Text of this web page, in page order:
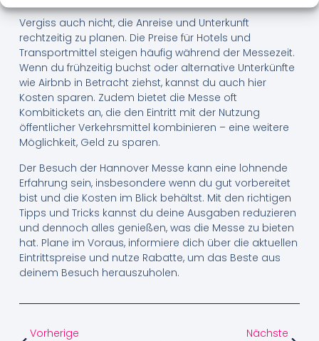
Vergiss auch nicht, die Anreise und Unterkunft
rechtzeitig zu planen. Die Preise für Hotels und
Transportmittel steigen häufig während der Messezeit.
Wenn du frühzeitig buchst oder alternative Unterkünfte
wie Airbnb in Betracht ziehst, kannst du auch hier
Kosten sparen. Zudem bietet die Messe oft
Kombitickets an, die den Eintritt mit der Nutzung
öffentlicher Verkehrsmittel kombinieren – eine weitere
Möglichkeit, Geld zu sparen.
Der Besuch der Hannover Messe kann eine lohnende
Erfahrung sein, insbesondere wenn du gut vorbereitet
bist und die Kosten im Blick behältst. Mit den richtigen
Tipps und Tricks kannst du deine Ausgaben reduzieren
und dennoch alles genießen, was die Messe zu bieten
hat. Plane im Voraus, informiere dich über die aktuellen
Eintrittspreise und nutze Rabatte, um das Beste aus
deinem Besuch herauszuholen.
Vorherige
Nächste